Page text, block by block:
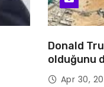
Donald
olduğunu
Apr 30,